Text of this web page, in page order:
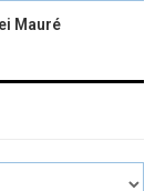
Mauré